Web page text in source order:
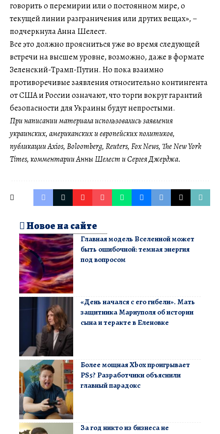
говорить о перемирии или о постоянном мире, о
текущей линии разграничения или других вещах», –
подчеркнула Анна Шелест.
Все это должно проясниться уже во время следующей
встречи на высшем уровне, возможно, даже в формате
Зеленский-Трамп-Путин. Но пока взаимно
противоречивые заявления относительно контингента
от США и России означают, что торги вокруг гарантий
безопасности для Украины будут непростыми.
При написании материала использовались заявления
украинских, американских и европейских политиков,
публикации Axios, Boloomberg, Reuters, Fox News, The New York
Times, комментарии Анны Шелест и Сергея Джерджа.
Новое на сайте
Главная модель Вселенной может
быть ошибочной: темная энергия
под вопросом
«День начался с его гибели». Мать
защитника Мариуполя об истории
сына и теракте в Еленовке
Более мощная Xbox проигрывает
PS5? Разработчики объяснили
главный парадокс
За год никто из бизнеса не